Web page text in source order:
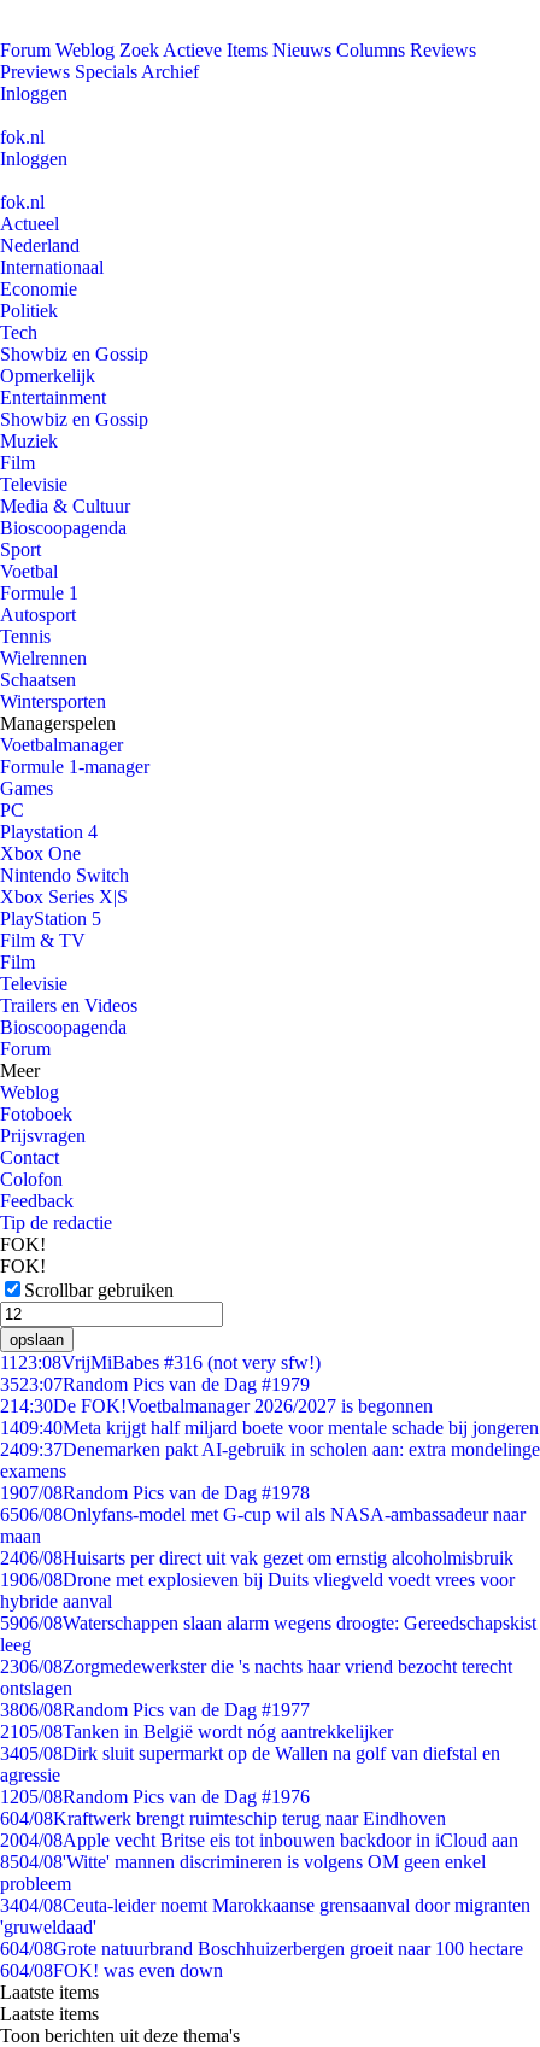
Forum Weblog Zoek Actieve Items Nieuws Columns Reviews
Previews Specials Archief
Inloggen
fok.nl
Inloggen
fok.nl
Actueel
Nederland
Internationaal
Economie
Politiek
Tech
Showbiz en Gossip
Opmerkelijk
Entertainment
Showbiz en Gossip
Muziek
Film
Televisie
Media & Cultuur
Bioscoopagenda
Sport
Voetbal
Formule 1
Autosport
Tennis
Wielrennen
Schaatsen
Wintersporten
Managerspelen
Voetbalmanager
Formule 1-manager
Games
PC
Playstation 4
Xbox One
Nintendo Switch
Xbox Series X|S
PlayStation 5
Film & TV
Film
Televisie
Trailers en Videos
Bioscoopagenda
Forum
Meer
Weblog
Fotoboek
Prijsvragen
Contact
Colofon
Feedback
Tip de redactie
FOK!
FOK!
Scrollbar gebruiken
opslaan
11 23:08VrijMiBabes #316 (not very sfw!)
3523:07Random Pics van de Dag #1979
214:30De FOK!Voetbalmanager 2026/2027 is begonnen
1409:40Meta krijgt half miljard boete voor mentale schade bij jongeren
2409:37Denemarken pakt AI-gebruik in scholen aan: extra mondelinge
examens
1907/08Random Pics van de Dag #1978
6506/08Onlyfans-model met G-cup wil als NASA-ambassadeur naar
maan
2406/08Huisarts per direct uit vak gezet om ernstig alcoholmisbruik
1906/08Drone met explosieven bij Duits vliegveld voedt vrees voor
hybride aanval
5906/08Waterschappen slaan alarm wegens droogte: Gereedschapskist
leeg
2306/08Zorgmedewerkster die 's nachts haar vriend bezocht terecht
ontslagen
3806/08Random Pics van de Dag #1977
2105/08Tanken in België wordt nóg aantrekkelijker
3405/08Dirk sluit supermarkt op de Wallen na golf van diefstal en
agressie
1205/08Random Pics van de Dag #1976
604/08Kraftwerk brengt ruimteschip terug naar Eindhoven
2004/08Apple vecht Britse eis tot inbouwen backdoor in iCloud aan
8504/08'Witte' mannen discrimineren is volgens OM geen enkel
probleem
3404/08Ceuta-leider noemt Marokkaanse grensaanval door migranten
'gruweldaad'
604/08Grote natuurbrand Boschhuizerbergen groeit naar 100 hectare
604/08FOK! was even down
Laatste items
Laatste items
Toon berichten uit deze thema's